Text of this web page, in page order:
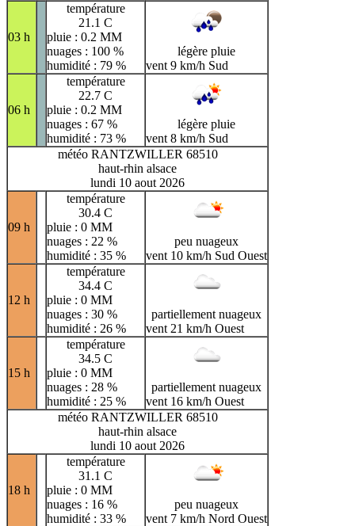
03 h
température
21.1 C
pluie : 0.2 MM
nuages : 100 %
humidité : 79 %
légère pluie
vent 9 km/h Sud
06 h
température
22.7 C
pluie : 0.2 MM
nuages : 67 %
humidité : 73 %
légère pluie
vent 8 km/h Sud
météo RANTZWILLER 68510
haut-rhin alsace
lundi 10 aout 2026
09 h
température
30.4 C
pluie : 0 MM
nuages : 22 %
humidité : 35 %
peu nuageux
vent 10 km/h Sud Ouest
12 h
température
34.4 C
pluie : 0 MM
nuages : 30 %
humidité : 26 %
partiellement nuageux
vent 21 km/h Ouest
15 h
température
34.5 C
pluie : 0 MM
nuages : 28 %
humidité : 25 %
partiellement nuageux
vent 16 km/h Ouest
météo RANTZWILLER 68510
haut-rhin alsace
lundi 10 aout 2026
18 h
température
31.1 C
pluie : 0 MM
nuages : 16 %
humidité : 33 %
peu nuageux
vent 7 km/h Nord Ouest